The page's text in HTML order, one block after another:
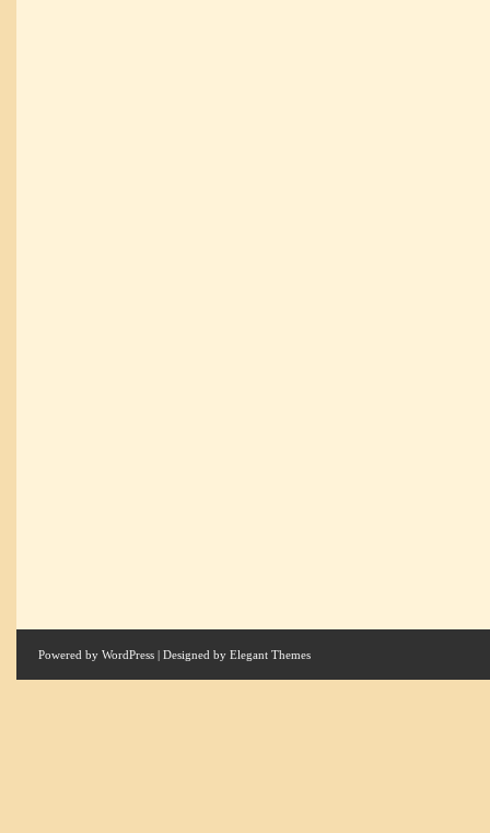
Powered by WordPress | Designed by Elegant Themes